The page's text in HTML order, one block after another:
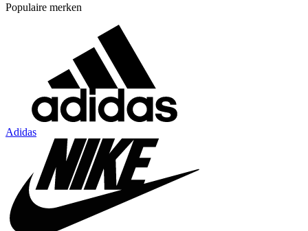
Populaire merken
Adidas